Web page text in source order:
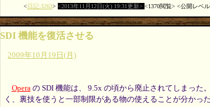
日記:3263 2013年11月12日(火) 19:31更新 1370閲覧 公開レベ
SDI 機能を復活させる
2009年10月19日(月)
Operaの SDI 機能は、 9.5x の頃から廃止されてしまった
く、裏技を使うと一部制限がある物の使えることが分かった